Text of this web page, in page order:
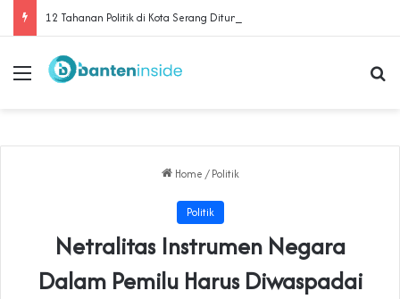
Menu
Home / Politik
Politik
Netralitas Instrumen Negara
Dalam Pemilu Harus Diwaspadai